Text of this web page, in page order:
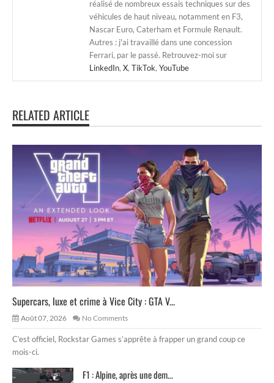
réalisé de nombreux essais techniques sur des
véhicules de haut niveau, notamment en F3,
Nascar Euro, Caterham et Formule Renault.
Autres : j'ai travaillé dans une concession
Ferrari, par le passé. Retrouvez-moi sur
LinkedIn, X, TikTok, YouTube
RELATED ARTICLE
Supercars, luxe et crime à Vice City : GTA V...
Août 07, 2026 No Comments
C’est officiel, Rockstar Games s’apprête à frapper un grand coup ce
mois-ci.
F1 : Alpine, après une dem...